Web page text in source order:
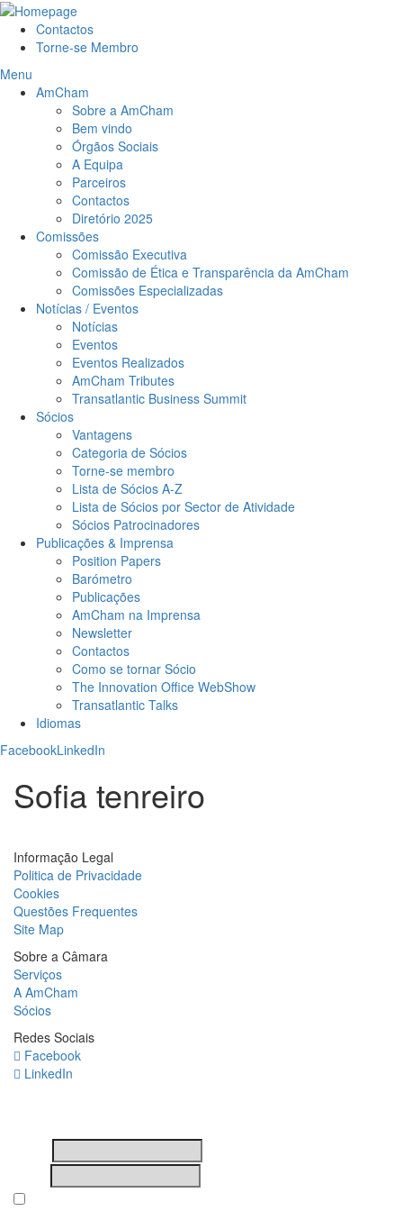
Contactos
Torne-se Membro
Menu
AmCham
Sobre a AmCham
Bem vindo
Órgãos Sociais
A Equipa
Parceiros
Contactos
Diretório 2025
Comissões
Comissão Executiva
Comissão de Ética e Transparência da AmCham
Comissões Especializadas
Notícias / Eventos
Notícias
Eventos
Eventos Realizados
AmCham Tributes
Transatlantic Business Summit
Sócios
Vantagens
Categoria de Sócios
Torne-se membro
Lista de Sócios A-Z
Lista de Sócios por Sector de Atividade
Sócios Patrocinadores
Publicações & Imprensa
Position Papers
Barómetro
Publicações
AmCham na Imprensa
Newsletter
Contactos
Como se tornar Sócio
The Innovation Office WebShow
Transatlantic Talks
Idiomas
FacebookLinkedIn
Sofia tenreiro
Informação Legal
Politica de Privacidade
Cookies
Questões Frequentes
Site Map
Sobre a Câmara
Serviços
A AmCham
Sócios
Redes Sociais
Facebook
LinkedIn